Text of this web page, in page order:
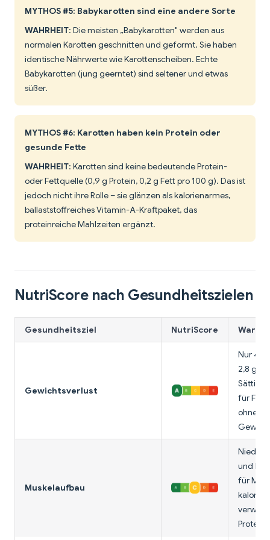
MYTHOS #5: Babykarotten sind eine andere Sorte
WAHRHEIT: Die meisten „Babykarotten" werden aus
normalen Karotten geschnitten und geformt. Sie haben
identische Nährwerte wie Karottenscheiben. Echte
Babykarotten (jung geerntet) sind seltener und etwas
süßer.
MYTHOS #6: Karotten haben kein Protein oder
gesunde Fette
WAHRHEIT: Karotten sind keine bedeutende Protein-
oder Fettquelle (0,9 g Protein, 0,2 g Fett pro 100 g). Das ist
jedoch nicht ihre Rolle – sie glänzen als kalorienarmes,
ballaststoffreiches Vitamin-A-Kraftpaket, das
proteinreiche Mahlzeiten ergänzt.
NutriScore nach Gesundheitszielen
Gesundheitsziel NutriScore
Gewichtsverlust
Nur 41
2,8 g
für
ohne
Muskelaufbau
Niedrig
und
für